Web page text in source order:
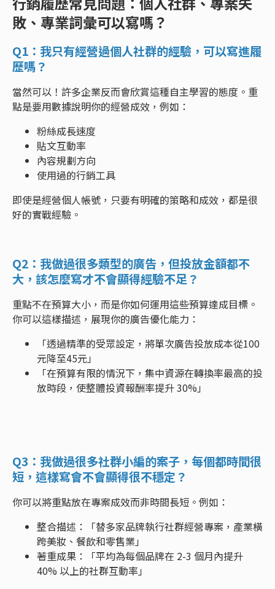
敗、專業詞彙可以寫嗎？
Q1：我只有經營過個人社群的經驗，可以寫進履
歷嗎？
當然可以！許多企業反而會欣賞這種自主學習的態度。重
點是要用數據說明你的經營成效，例如：
粉絲成長速度
貼文互動率
內容規劃方向
使用過的行銷工具
即使是經營個人帳號，只要有明確的策略和成效，都是很
好的實戰經驗。
Q2：我做過很多類型的廣告，但投放金額都不
大，該怎麼寫才不會顯得經驗不足？
重點不在預算大小，而是你如何運用這些預算達成目標。
你可以這樣描述，展現你的廣告優化能力：
「透過精準的受眾設定，將單次廣告投放成本從100
元降至45元」
「在預算有限的情況下，集中資源在轉換率最高的投
放時段，使整體投資報酬率提升 30%」
Q3：我做過很多社群小編的案子，每個都時間很
短，這樣寫會不會顯得很不穩定？
你可以將重點放在專案成效而非時間長短。例如：
整合描述：「替多家品牌執行社群經營專案，產業橫
跨美妝、餐飲和零售業」
著重成果：「平均為每個品牌在 2-3 個月內提升
40% 以上的社群互動率」